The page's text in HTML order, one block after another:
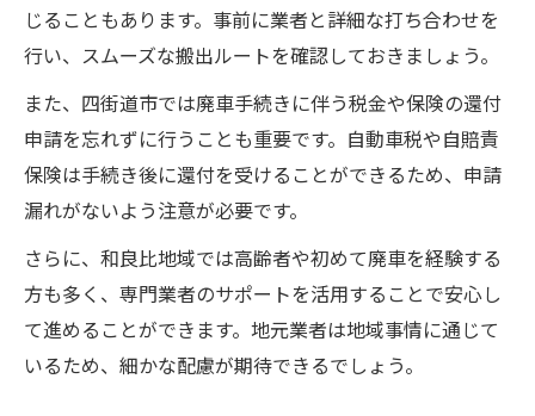
じることもあります。事前に業者と詳細な打ち合わせを
行い、スムーズな搬出ルートを確認しておきましょう。
また、四街道市では廃車手続きに伴う税金や保険の還付
申請を忘れずに行うことも重要です。自動車税や自賠責
保険は手続き後に還付を受けることができるため、申請
漏れがないよう注意が必要です。
さらに、和良比地域では高齢者や初めて廃車を経験する
方も多く、専門業者のサポートを活用することで安心し
て進めることができます。地元業者は地域事情に通じて
いるため、細かな配慮が期待できるでしょう。